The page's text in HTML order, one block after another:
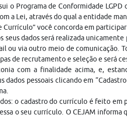
o Programa de Conformidade
a Lei, através do qual a entidade
Currículo” você concorda em
seus dados será realizada
ou via outro meio de comunicação.
de recrutamento e seleção e será
com a finalidade acima, e,
dados pessoais clicando em
o cadastro do currículo é feito em
o seu currículo. O CEJAM